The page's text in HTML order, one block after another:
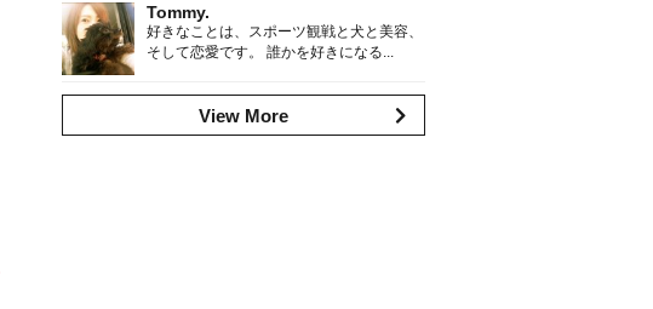
Tommy.
好きなことは、スポーツ観戦と犬と美容、
そして恋愛です。 誰かを好きになる...
View More